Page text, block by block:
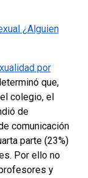
¿Alguien
por
que,
colegio, el
de
comunicación
parte (23%)
Por ello no
y